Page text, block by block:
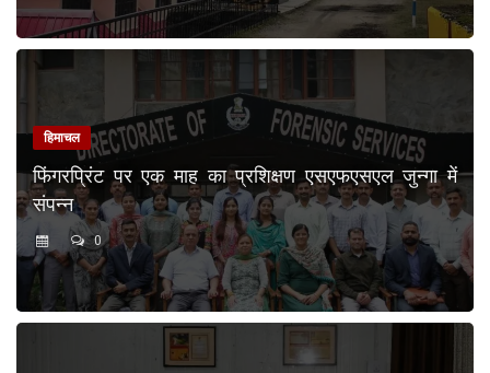
हिमाचल
फिंगरप्रिंट पर एक माह का प्रशिक्षण एसएफएसएल जुन्गा में
संपन्न
0